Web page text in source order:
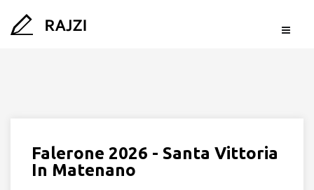
Falerone 2026 - Santa Vittoria
In Matenano